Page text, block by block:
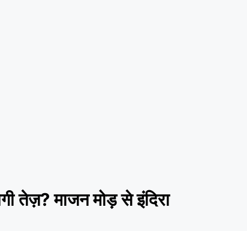
तेज़? माजन मोड़ से इंदिरा